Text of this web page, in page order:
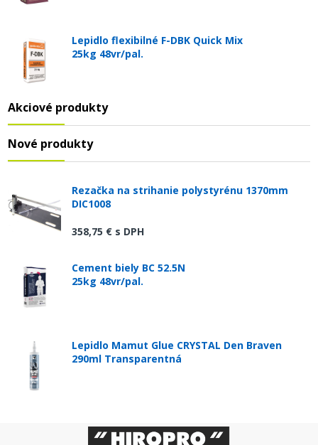
Lepidlo flexibilné F-DBK Quick Mix
25kg 48vr/pal.
Akciové produkty
Nové produkty
Rezačka na strihanie polystyrénu 1370mm
DIC1008
358,75 € s DPH
Cement biely BC 52.5N
25kg 48vr/pal.
Lepidlo Mamut Glue CRYSTAL Den Braven
290ml Transparentná